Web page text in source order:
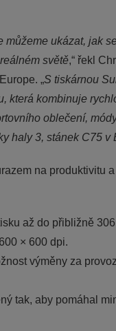
můžeme ukázat, jak
světě,“ řekl
„S tiskárnou
která kombinuje
oblečení,
haly 3, stánek C75 v
na produktivitu
až do přibližně
× 600 dpi.
výměny za
tak, aby pomáhal